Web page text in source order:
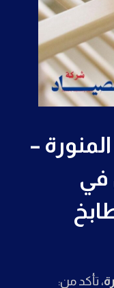
–
في
، تأكد من: